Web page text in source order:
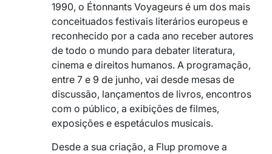
1990, o Étonnants Voyageurs é um dos mais
conceituados festivais literários europeus e
reconhecido por a cada ano receber autores
de todo o mundo para debater literatura,
cinema e direitos humanos. A programação,
entre 7 e 9 de junho, vai desde mesas de
discussão, lançamentos de livros, encontros
com o público, a exibições de filmes,
exposições e espetáculos musicais.
Desde a sua criação, a Flup promove a